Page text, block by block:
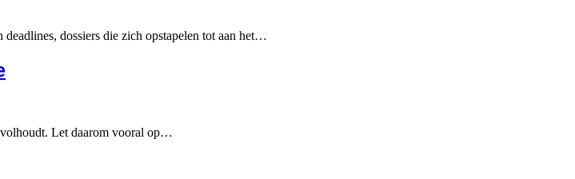
dossiers die zich opstapelen tot aan het…
volhoudt. Let daarom vooral op…